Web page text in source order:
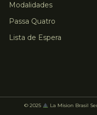
Modalidades
Passa Quatro
Lista de Espera
© 2025 La Mision Brasil